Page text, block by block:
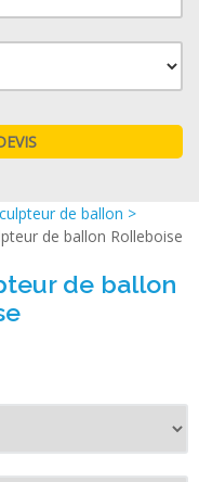
de ballon >
de ballon Rolleboise
de ballon